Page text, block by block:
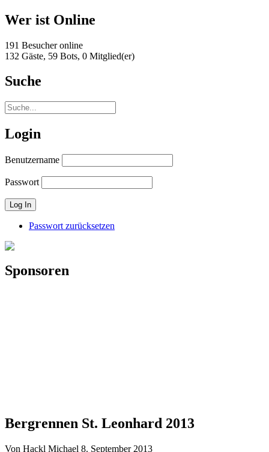
Wer ist Online
191 Besucher online
132 Gäste, 59 Bots, 0 Mitglied(er)
Suche
Login
Benutzername
Passwort
Passwort zurücksetzen
Sponsoren
Bergrennen St. Leonhard 2013
Von Hackl Michael 8. September 2013